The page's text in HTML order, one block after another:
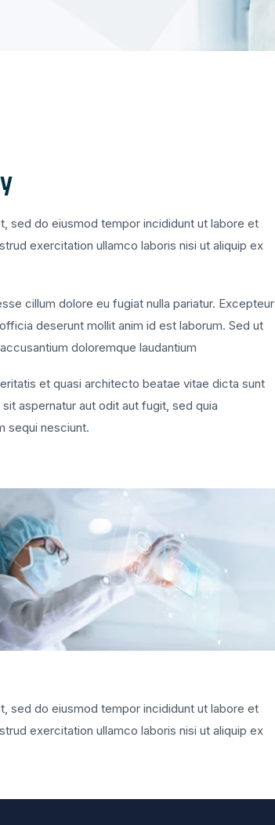
sed do eiusmod tempor incididunt ut labore et
exercitation ullamco laboris nisi ut aliquip ex
cillum dolore eu fugiat nulla pariatur. Excepteur
deserunt mollit anim id est laborum. Sed ut
doloremque laudantium
et quasi architecto beatae vitae dicta sunt
aspernatur aut odit aut fugit, sed quia
sequi nesciunt.
sed do eiusmod tempor incididunt ut labore et
exercitation ullamco laboris nisi ut aliquip ex